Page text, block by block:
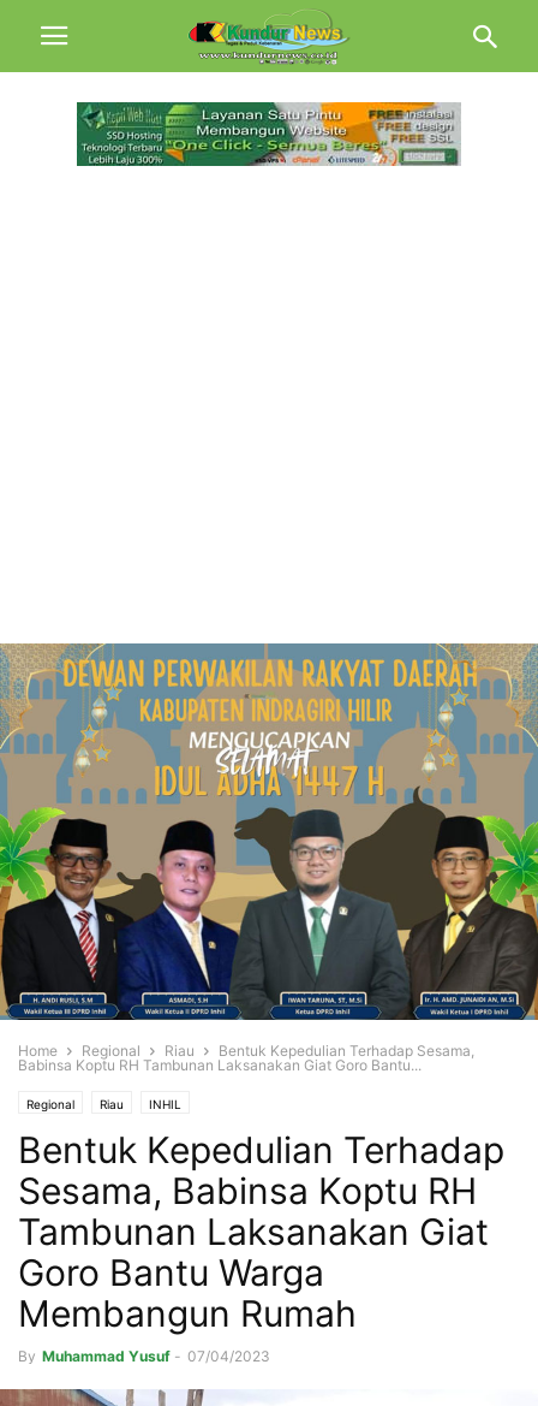
Home Regional Riau
Bentuk Kepedulian Terhadap Sesama,
Babinsa Koptu RH Tambunan Laksanakan Giat Goro Bantu...
Regional Riau INHIL
Bentuk Kepedulian Terhadap
Sesama, Babinsa Koptu RH
Tambunan Laksanakan Giat
Goro Bantu Warga
Membangun Rumah
By Muhammad Yusuf - 07/04/2023